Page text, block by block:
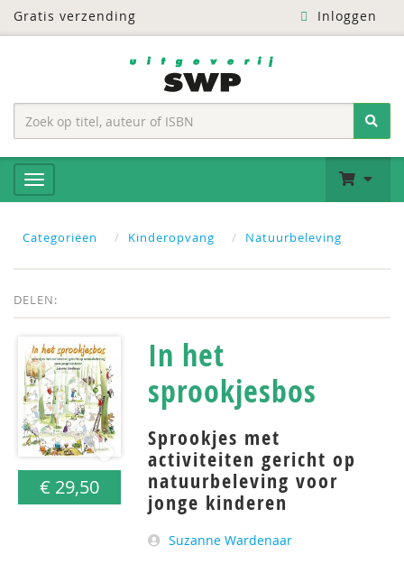
Gratis verzending Inloggen
Categoriëen Kinderopvang Natuurbeleving
DELEN:
€ 29,50
In het
sprookjesbos
Sprookjes met
activiteiten gericht op
natuurbeleving voor
jonge kinderen
Suzanne Wardenaar